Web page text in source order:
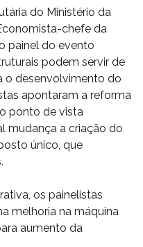
do Ministério da
chefe da
painel do evento
podem servir de
o desenvolvimento do
apontaram a reforma
ponto de vista
mudança a criação do
único, que
os painelistas
melhoria na máquina
aumento da